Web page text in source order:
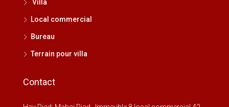
Villa
Local commercial
Bureau
Terrain pour villa
Contact